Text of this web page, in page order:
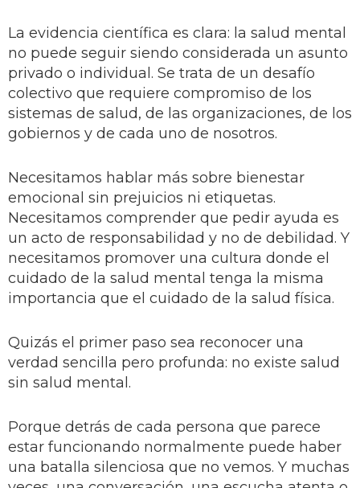
La evidencia científica es clara: la salud mental
no puede seguir siendo considerada un asunto
privado o individual. Se trata de un desafío
colectivo que requiere compromiso de los
sistemas de salud, de las organizaciones, de los
gobiernos y de cada uno de nosotros.
Necesitamos hablar más sobre bienestar
emocional sin prejuicios ni etiquetas.
Necesitamos comprender que pedir ayuda es
un acto de responsabilidad y no de debilidad. Y
necesitamos promover una cultura donde el
cuidado de la salud mental tenga la misma
importancia que el cuidado de la salud física.
Quizás el primer paso sea reconocer una
verdad sencilla pero profunda: no existe salud
sin salud mental.
Porque detrás de cada persona que parece
estar funcionando normalmente puede haber
una batalla silenciosa que no vemos. Y muchas